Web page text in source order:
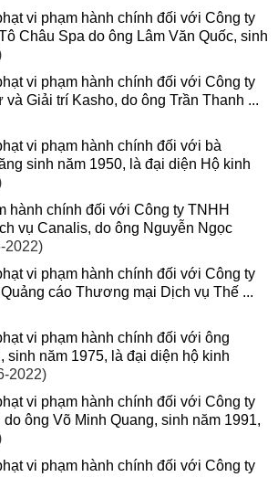
vi phạm hành chính đối với Công ty
Châu Spa do ông Lâm Văn Quốc, sinh
vi phạm hành chính đối với Công ty
Giải trí Kasho, do ông Trần Thanh ...
vi phạm hành chính đối với bà
sinh năm 1950, là đại diện Hộ kinh
hành chính đối với Công ty TNHH
vụ Canalis, do ông Nguyễn Ngọc
2022)
vi phạm hành chính đối với Công ty
cáo Thương mại Dịch vụ Thế ...
vi phạm hành chính đối với ông
sinh năm 1975, là đại diện hộ kinh
2022)
vi phạm hành chính đối với Công ty
ông Võ Minh Quang, sinh năm 1991,
vi phạm hành chính đối với Công ty